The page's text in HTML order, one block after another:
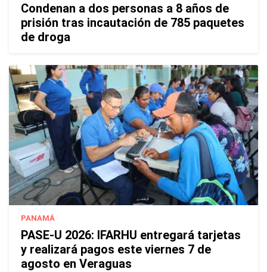
Condenan a dos personas a 8 años de
prisión tras incautación de 785 paquetes
de droga
PANAMÁ
PASE-U 2026: IFARHU entregará tarjetas
y realizará pagos este viernes 7 de
agosto en Veraguas